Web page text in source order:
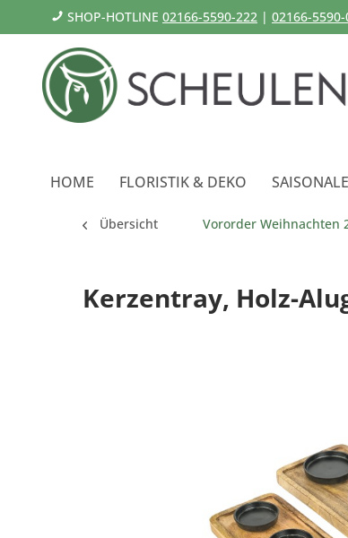
SHOP-HOTLINE 02166-5590-222 | 02166-5590-
HOME FLORISTIK & DEKO
Übersicht Vororder Weihnachten
Kerzentray, Holz-